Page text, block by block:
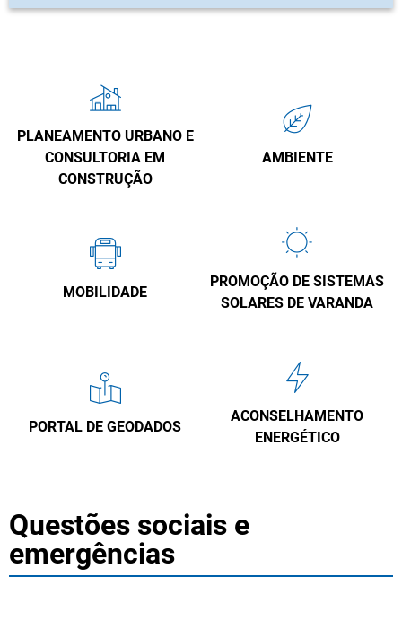
PLANEAMENTO URBANO E
CONSULTORIA EM
CONSTRUÇÃO
AMBIENTE
MOBILIDADE
PROMOÇÃO DE SISTEMAS
SOLARES DE VARANDA
PORTAL DE GEODADOS
ACONSELHAMENTO
ENERGÉTICO
Questões sociais e
emergências